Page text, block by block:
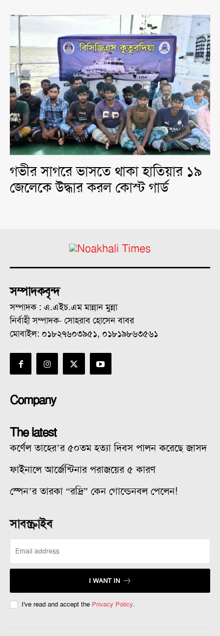
গভীর সাগরে ভাসতে থাকা হাতিয়ার ১৯
জেলেকে উদ্ধার করল কোস্ট গার্ড
সম্পাদকবৃন্দ
সম্পাদক : এ.এইচ.এম মান্নান মুন্না
নির্বাহী সম্পাদক- সোহরাব হোসেন বাবর
মোবাইল: ০১৮২৭৬০৩৯৫১, ০১৮১৯৮৬৩৫৬১
Company
The latest
কর্ণেল তাহের’র ৫০তম হত্যা দিবস পালন করেছে জাসদ
ফাইনালে আর্জেন্টিনার পরাজয়ের ৫ কারণ
স্পেন’র তারকা “রদ্রি” কেন গোল্ডেনবল পেলেন!
সাবস্ক্রাইব
I WANT IN
I've read and accept the Privacy Policy.